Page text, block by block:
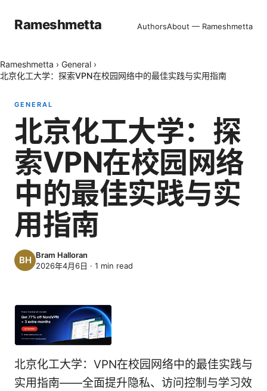
Rameshmetta AuthorsAbout — Rameshmetta
Rameshmetta › General ›
北京化工大学：探索VPN在校园网络中的最佳实践与实用指南
GENERAL
北京化工大学：探
索VPN在校园网络
中的最佳实践与实
用指南
Bram Halloran
2026年4月6日 · 1 min read
北京化工大学：VPN在校园网络中的最佳实践与
实用指南——全面提升隐私、访问控制与学习效